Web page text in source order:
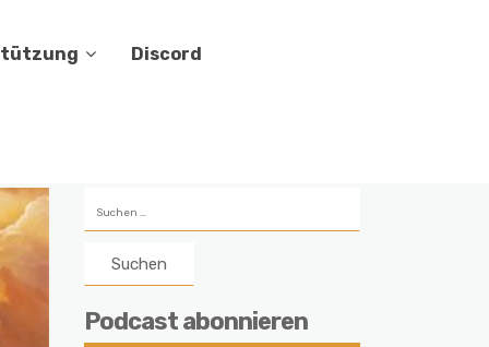
Discord
nach:
Podcast abonnieren